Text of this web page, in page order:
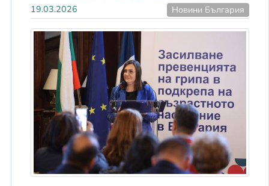
19.03.2026 Новини България